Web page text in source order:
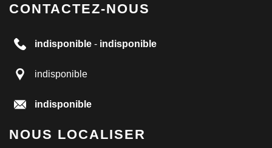
CONTACTEZ-NOUS
indisponible - indisponible
indisponible
indisponible
NOUS LOCALISER